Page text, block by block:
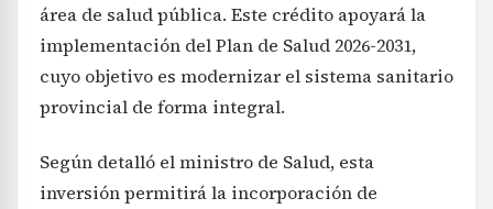
área de salud pública. Este crédito apoyará la
implementación del Plan de Salud 2026-2031,
cuyo objetivo es modernizar el sistema sanitario
provincial de forma integral.
Según detalló el ministro de Salud, esta
inversión permitirá la incorporación de